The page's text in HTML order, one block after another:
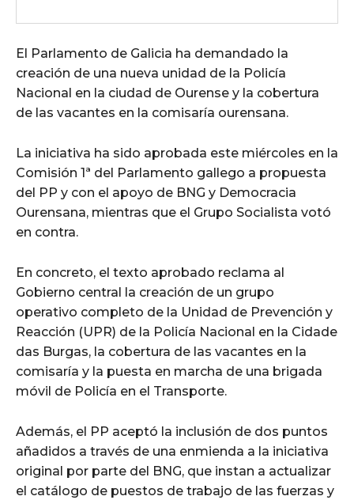
El Parlamento de Galicia ha demandado la
creación de una nueva unidad de la Policía
Nacional en la ciudad de Ourense y la cobertura
de las vacantes en la comisaría ourensana.
La iniciativa ha sido aprobada este miércoles en la
Comisión 1ª del Parlamento gallego a propuesta
del PP y con el apoyo de BNG y Democracia
Ourensana, mientras que el Grupo Socialista votó
en contra.
En concreto, el texto aprobado reclama al
Gobierno central la creación de un grupo
operativo completo de la Unidad de Prevención y
Reacción (UPR) de la Policía Nacional en la Cidade
das Burgas, la cobertura de las vacantes en la
comisaría y la puesta en marcha de una brigada
móvil de Policía en el Transporte.
Además, el PP aceptó la inclusión de dos puntos
añadidos a través de una enmienda a la iniciativa
original por parte del BNG, que instan a actualizar
el catálogo de puestos de trabajo de las fuerzas y